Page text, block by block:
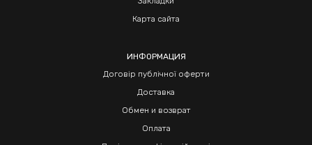
Карта сайта
ИНФОРМАЦИЯ
Договір публічної оферти
Доставка
Обмен и возврат
Оплата